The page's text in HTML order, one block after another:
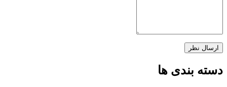
دسته بندی ها